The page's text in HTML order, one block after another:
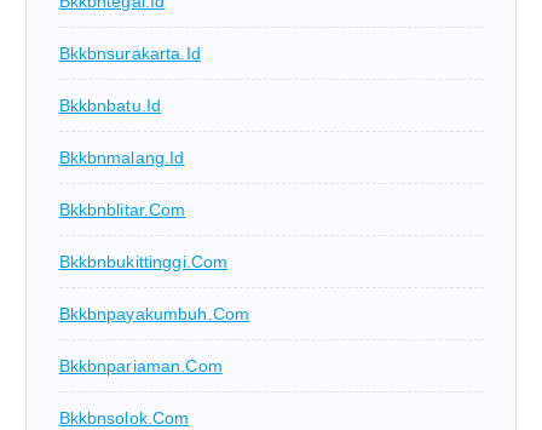
Bkkbnsurakarta.id
Bkkbnbatu.id
Bkkbnmalang.id
Bkkbnblitar.com
Bkkbnbukittinggi.com
Bkkbnpayakumbuh.com
Bkkbnpariaman.com
Bkkbnsolok.com